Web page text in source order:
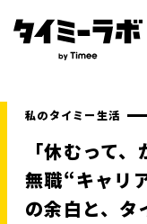
私のタイミー生活
「休むって
無職“キャリ
の余白と、タ